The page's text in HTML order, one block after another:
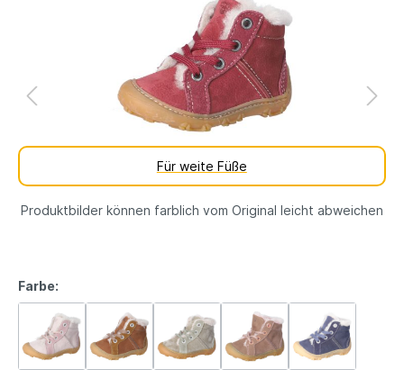
Für weite Füße
Produktbilder können farblich vom Original leicht abweichen
Farbe: